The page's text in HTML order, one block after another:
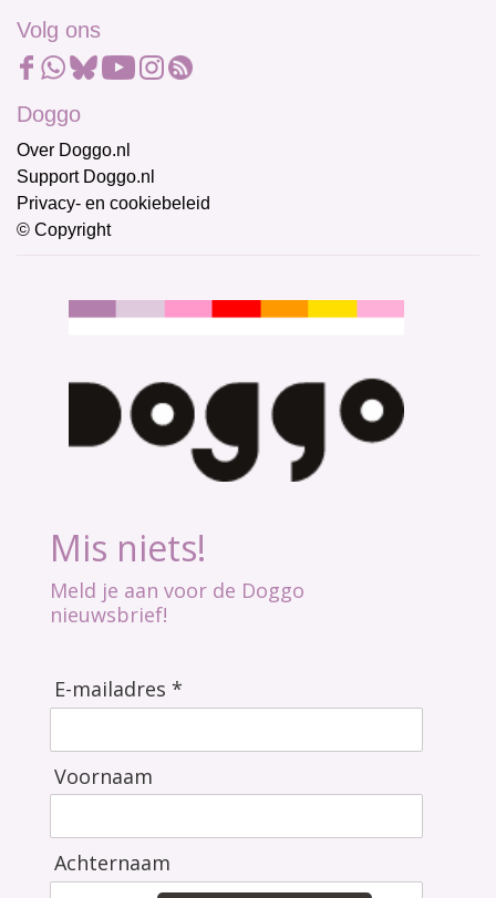
Volg ons
Doggo
Over Doggo.nl
Support Doggo.nl
Privacy- en cookiebeleid
© Copyright
Mis niets!
Meld je aan voor de Doggo
nieuwsbrief!
E-mailadres *
Voornaam
Achternaam